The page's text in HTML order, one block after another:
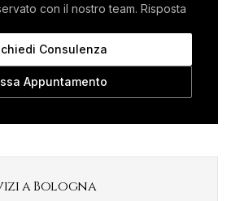
con il nostro team. Risposta
Consulenza
Appuntamento
aBologna